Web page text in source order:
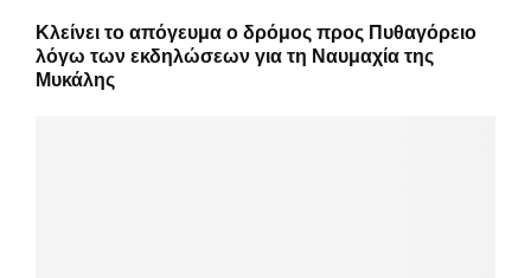
Κλείνει το απόγευμα ο δρόμος προς Πυθαγόρειο
λόγω των εκδηλώσεων για τη Ναυμαχία της
Μυκάλης